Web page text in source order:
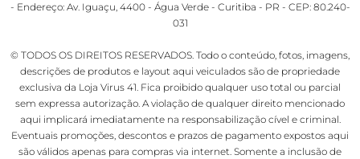
- Endereço: Av. Iguaçu, 4400 - Água Verde - Curitiba - PR - CEP: 80.240-
031
© TODOS OS DIREITOS RESERVADOS. Todo o conteúdo, fotos, imagens,
descrições de produtos e layout aqui veiculados são de propriedade
exclusiva da Loja Virus 41. Fica proibido qualquer uso total ou parcial
sem expressa autorização. A violação de qualquer direito mencionado
aqui implicará imediatamente na responsabilização cível e criminal.
Eventuais promoções, descontos e prazos de pagamento expostos aqui
são válidos apenas para compras via internet. Somente a inclusão de